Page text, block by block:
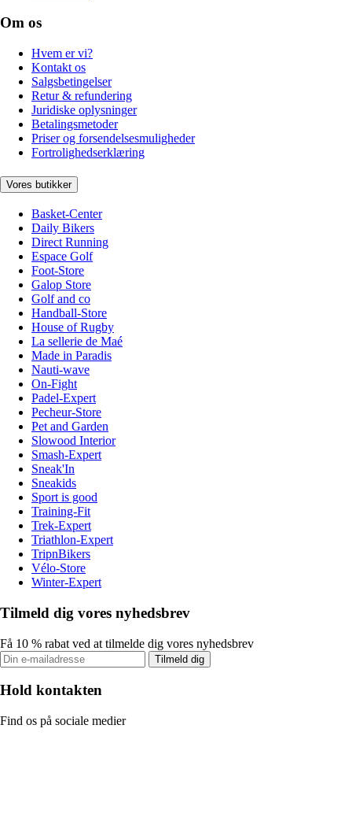
Om os
Hvem er vi?
Kontakt os
Salgsbetingelser
Retur & refundering
Juridiske oplysninger
Betalingsmetoder
Priser og forsendelsesmuligheder
Fortrolighedserklæring
Vores butikker
Basket-Center
Daily Bikers
Direct Running
Espace Golf
Foot-Store
Galop Store
Golf and co
Handball-Store
House of Rugby
La sellerie de Maé
Made in Paradis
Nauti-wave
On-Fight
Padel-Expert
Pecheur-Store
Pet and Garden
Slowood Interior
Smash-Expert
Sneak'In
Sneakids
Sport is good
Training-Fit
Trek-Expert
Triathlon-Expert
TripnBikers
Vélo-Store
Winter-Expert
Tilmeld dig vores nyhedsbrev
Få 10 % rabat ved at tilmelde dig vores nyhedsbrev
Tilmeld dig
Hold kontakten
Find os på sociale medier